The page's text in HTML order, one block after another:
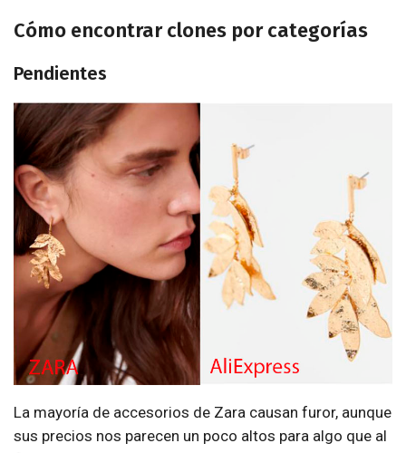
Cómo encontrar clones por categorías
Pendientes
La mayoría de accesorios de Zara causan furor, aunque
sus precios nos parecen un poco altos para algo que al